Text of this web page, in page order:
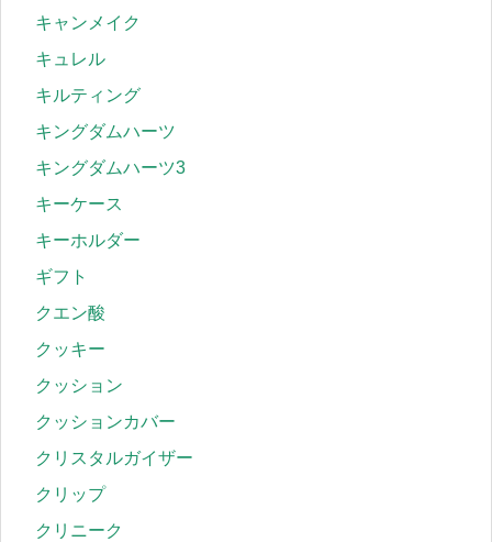
キャンメイク
キュレル
キルティング
キングダムハーツ
キングダムハーツ3
キーケース
キーホルダー
ギフト
クエン酸
クッキー
クッション
クッションカバー
クリスタルガイザー
クリップ
クリニーク